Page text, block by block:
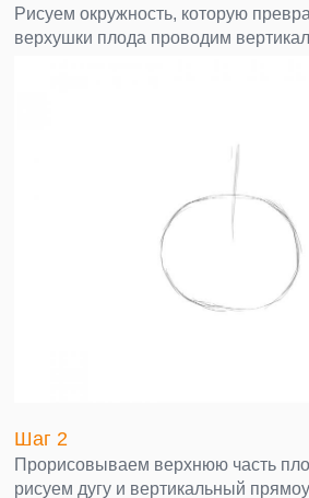
Рисуем окружность, которую
верхушки плода проводим
Шаг 2
Прорисовываем верхнюю часть
рисуем дугу и вертикальный